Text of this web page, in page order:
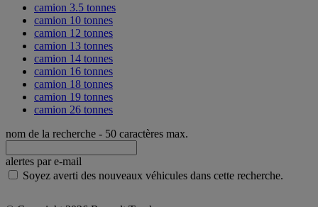
camion 3.5 tonnes
camion 10 tonnes
camion 12 tonnes
camion 13 tonnes
camion 14 tonnes
camion 16 tonnes
camion 18 tonnes
camion 19 tonnes
camion 26 tonnes
nom de la recherche - 50 caractères max.
alertes par e-mail
Soyez averti des nouveaux véhicules dans cette recherche.